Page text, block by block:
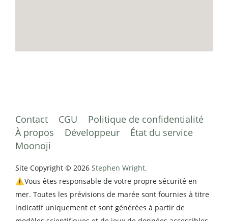
Contact CGU
Politique de confidentialité
À propos
Développeur
État du service
Moonoji
Site Copyright © 2026 Stephen Wright.
⚠️Vous êtes responsable de votre propre sécurité en
mer. Toutes les prévisions de marée sont fournies à titre
indicatif uniquement et sont générées à partir de